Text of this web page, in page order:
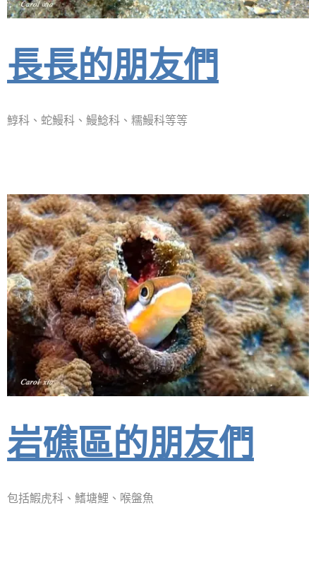
長長的朋友們
鯙科、蛇鰻科、鰻鯰科、糯鰻科等等
岩礁區的朋友們
包括鰕虎科、鰭塘鯉、喉盤魚